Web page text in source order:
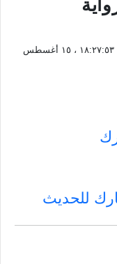
١٨:٢٧:٥٣ ، ١٥ أغسطس
للحديث